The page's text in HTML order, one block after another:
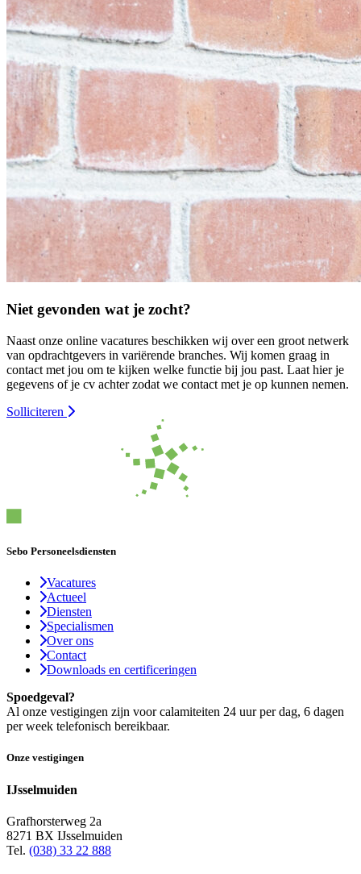
Niet gevonden wat je zocht?
Naast onze online vacatures beschikken wij over een groot netwerk
van opdrachtgevers in variërende branches. Wij komen graag in
contact met jou om te kijken welke functie bij jou past. Laat hier je
gegevens of je cv achter zodat we contact met je op kunnen nemen.
Solliciteren
Sebo Personeelsdiensten
Vacatures
Actueel
Diensten
Specialismen
Over ons
Contact
Downloads en certificeringen
Spoedgeval?
Al onze vestigingen zijn voor calamiteiten 24 uur per dag, 6 dagen
per week telefonisch bereikbaar.
Onze vestigingen
IJsselmuiden
Grafhorsterweg 2a
8271 BX IJsselmuiden
Tel. (038) 33 22 888